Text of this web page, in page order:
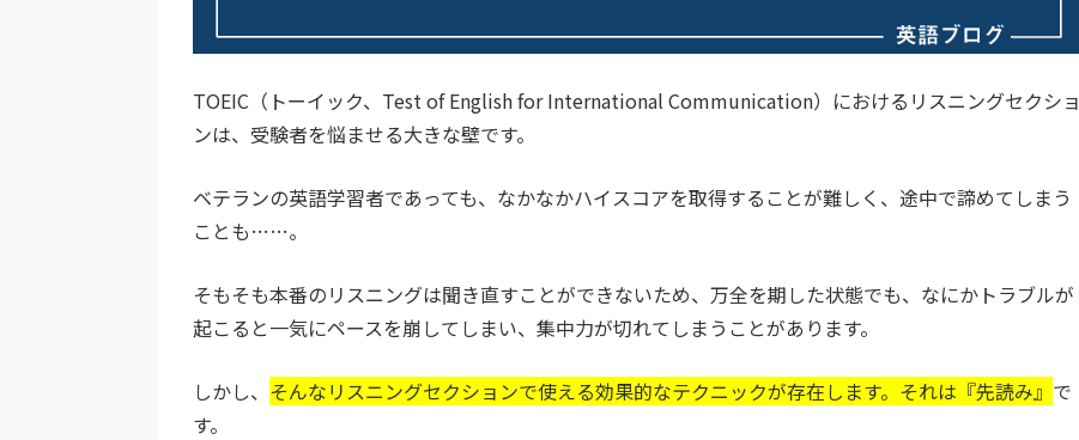
TOEIC（トーイック、Test of English for International Communication）におけるリスニングセクショ
ンは、受験者を悩ませる大きな壁です。
ベテランの英語学習者であっても、なかなかハイスコアを取得することが難しく、途中で諦めてしまう
ことも……。
そもそも本番のリスニングは聞き直すことができないため、万全を期した状態でも、なにかトラブルが
起こると一気にペースを崩してしまい、集中力が切れてしまうことがあります。
しかし、 そんなリスニングセクションで使える効果的なテクニックが存在します。それは『先読み』 で
す。